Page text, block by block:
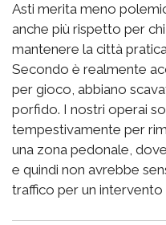
Asti merita meno
anche più rispetto per
mantenere la città
Secondo è realmente
per gioco, abbiano
porfido. I nostri operai
tempestivamente per
una zona pedonale,
e quindi non avrebbe
traffico per un